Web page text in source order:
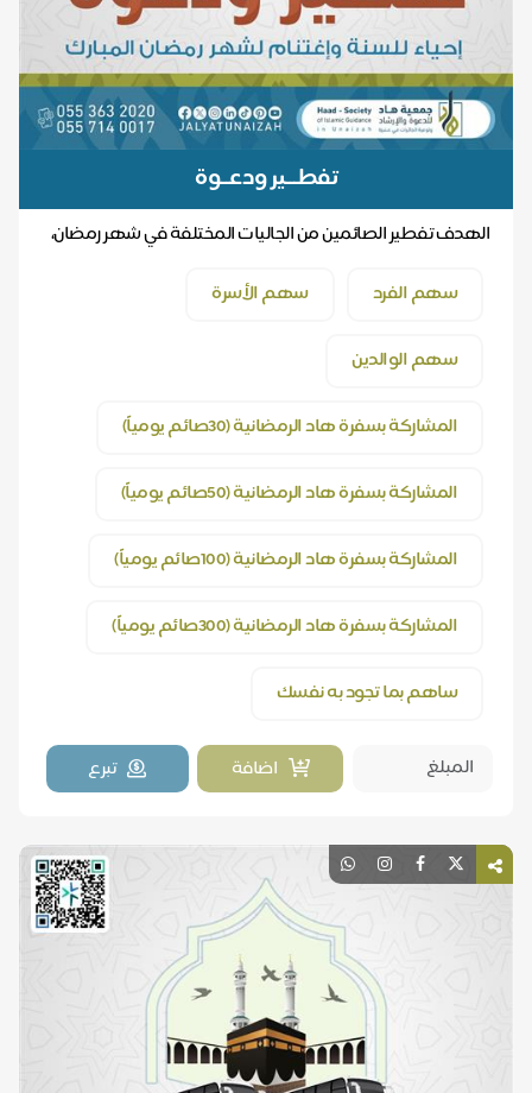
تفطـــير ودعــوة
الهدف تفطير الصائمين من الجاليات المختلفة في شهر رمضان،
سهم الفرد
سهم الأسرة
سهم الوالدين
المشاركة بسفرة هاد الرمضانية (30صائم يومياً)
المشاركة بسفرة هاد الرمضانية (50صائم يومياً)
المشاركة بسفرة هاد الرمضانية (100صائم يومياً)
المشاركة بسفرة هاد الرمضانية (300صائم يومياً)
ساهم بما تجود به نفسك
اضافة تبرع